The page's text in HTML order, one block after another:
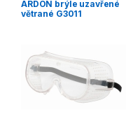
ARDON brýle uzavřené
větrané G3011